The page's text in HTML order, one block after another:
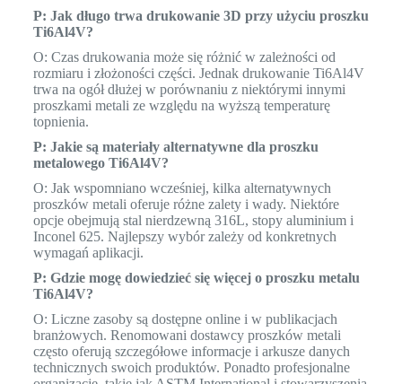
P: Jak długo trwa drukowanie 3D przy użyciu proszku
Ti6Al4V?
O: Czas drukowania może się różnić w zależności od
rozmiaru i złożoności części. Jednak drukowanie Ti6Al4V
trwa na ogół dłużej w porównaniu z niektórymi innymi
proszkami metali ze względu na wyższą temperaturę
topnienia.
P: Jakie są materiały alternatywne dla proszku
metalowego Ti6Al4V?
O: Jak wspomniano wcześniej, kilka alternatywnych
proszków metali oferuje różne zalety i wady. Niektóre
opcje obejmują stal nierdzewną 316L, stopy aluminium i
Inconel 625. Najlepszy wybór zależy od konkretnych
wymagań aplikacji.
P: Gdzie mogę dowiedzieć się więcej o proszku metalu
Ti6Al4V?
O: Liczne zasoby są dostępne online i w publikacjach
branżowych. Renomowani dostawcy proszków metali
często oferują szczegółowe informacje i arkusze danych
technicznych swoich produktów. Ponadto profesjonalne